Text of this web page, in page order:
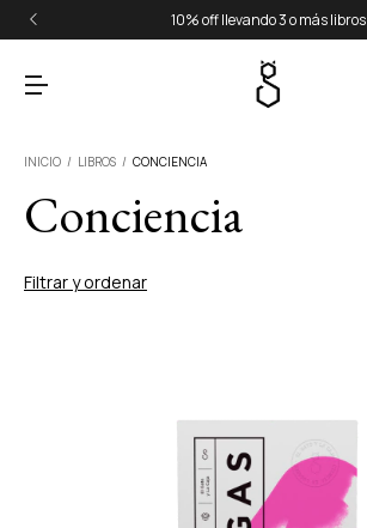
10% off llevando 3 o más libros
INICIO / LIBROS / CONCIENCIA
Conciencia
Filtrar y ordenar